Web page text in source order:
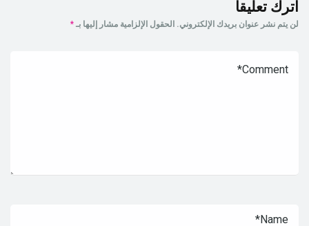
اترك تعليقاً
لن يتم نشر عنوان بريدك الإلكتروني. الحقول الإلزامية مشار إليها بـ *